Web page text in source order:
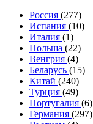
Россия (277)
Испания (10)
Италия (1)
Польша (22)
Венгрия (4)
Беларусь (15)
Китай (240)
Турция (49)
Португалия (6)
Германия (297)